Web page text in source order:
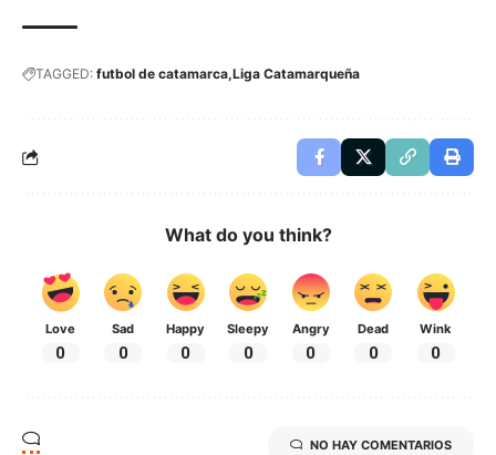
TAGGED: futbol de catamarca Liga Catamarqueña
What do you think?
Love
0
Sad
0
Happy
0
Sleepy
0
Angry
0
Dead
0
Wink
0
NO HAY COMENTARIOS